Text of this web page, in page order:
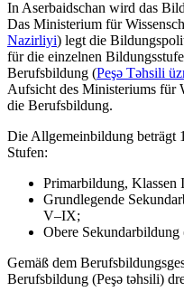
In Aserbaidschan wird das
Das Ministerium für
Nazirliyi) legt die
für die einzelnen
Berufsbildung (Peşə Təhsili
Aufsicht des Ministeriums für
die Berufsbildung.
Die Allgemeinbildung beträgt
Stufen:
Primarbildung,
Grundlegende
V–IX;
Obere
Gemäß dem
Berufsbildung (Peşə təhsili)